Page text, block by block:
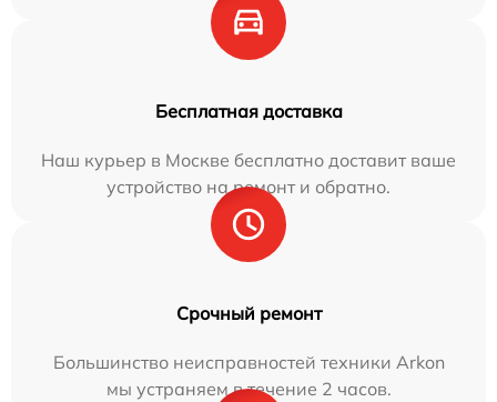
Бесплатная доставка
Наш курьер в Москве бесплатно доставит ваше
устройство на ремонт и обратно.
Срочный ремонт
Большинство неисправностей техники Arkon
мы устраняем в течение 2 часов.